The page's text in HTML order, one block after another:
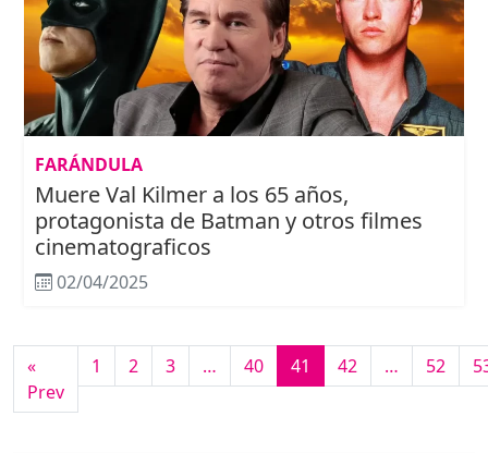
FARÁNDULA
Muere Val Kilmer a los 65 años,
protagonista de Batman y otros filmes
cinematograficos
02/04/2025
«
Prev
1 2 3 … 40 41 42 … 52